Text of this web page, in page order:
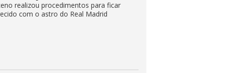
realizou procedimentos para ficar
com o astro do Real Madrid